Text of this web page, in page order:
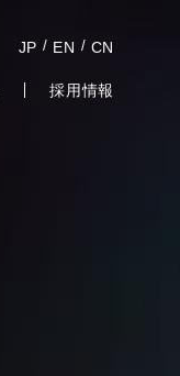
JP EN CN
採用情報